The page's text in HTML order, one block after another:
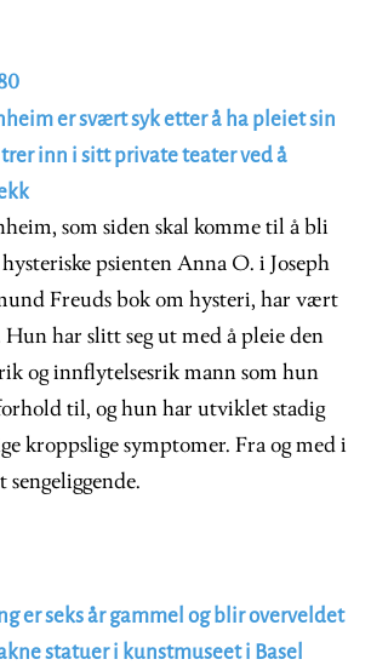
er svært syk etter å ha pleiet sin
inn i sitt private teater ved å
som siden skal komme til å bli
psienten Anna O. i Joseph
Freuds bok om hysteri, har vært
Hun har slitt seg ut med å pleie den
og innflytelsesrik mann som hun
til, og hun har utviklet stadig
kroppslige symptomer. Fra og med i
sengeliggende.
er seks år gammel og blir overveldet
statuer i kunstmuseet i Basel